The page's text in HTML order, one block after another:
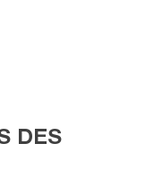
DES